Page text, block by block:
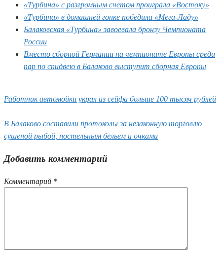
«Турбина» с разгромным счетом проиграла «Востоку»
«Турбина» в домашней гонке победила «Мега-Ладу»
Балаковская «Турбина» завоевала бронзу Чемпионата
России
Вместо сборной Германии на чемпионате Европы среди
пар по спидвею в Балаково выступит сборная Европы
Работник автомойки украл из сейфа больше 100 тысяч рублей
В Балаково составили протоколы за незаконную торговлю
сушеной рыбой, постельным бельем и очками
Добавить комментарий
Комментарий *